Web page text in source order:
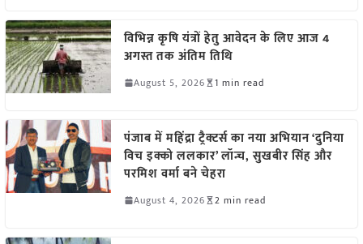
विभिन्न कृषि यंत्रों हेतु आवेदन के लिए आज 4
अगस्त तक अंतिम तिथि
August 5, 2026 1 min read
पंजाब में महिंद्रा ट्रैक्टर्स का नया अभियान ‘दुनिया
विच इक्को ललकार’ लॉन्च, सुखबीर सिंह और
परमिश वर्मा बने चेहरा
August 4, 2026 2 min read